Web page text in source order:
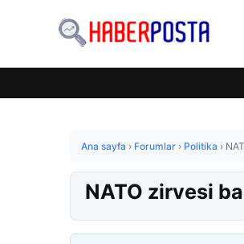
Ana sayfa › Forumlar › Politika ›
NATO zirvesi